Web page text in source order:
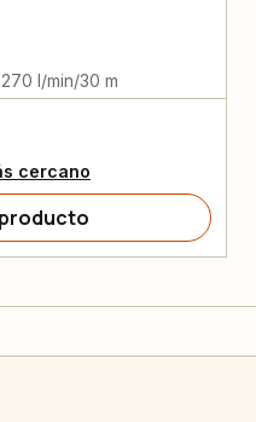
l/min/30 m
cercano